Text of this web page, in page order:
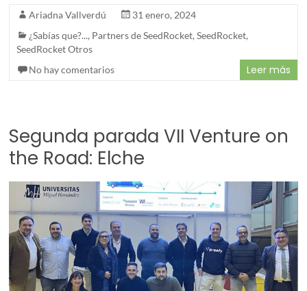
Ariadna Vallverdú
31 enero, 2024
¿Sabías que?..., Partners de SeedRocket,SeedRocket,
SeedRocket Otros
No hay comentarios
Leer más
Segunda parada VII Venture on
the Road: Elche